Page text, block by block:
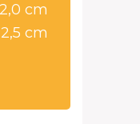
cm
cm